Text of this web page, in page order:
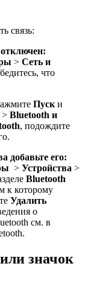
связь:
> Сеть и
что
Пуск и
> Bluetooth и
, подождите
добавьте его:
> Устройства >
Bluetooth
к которому
Удалить
о
см. в
значок